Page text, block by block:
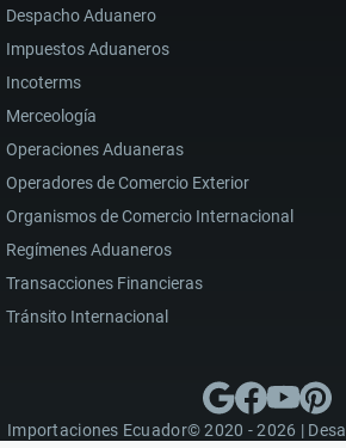
Despacho Aduanero
Impuestos Aduaneros
Incoterms
Merceología
Operaciones Aduaneras
Operadores de Comercio Exterior
Organismos de Comercio Internacional
Regímenes Aduaneros
Transacciones Financieras
Tránsito Internacional
Importaciones Ecuador© 2020 - 2026 |